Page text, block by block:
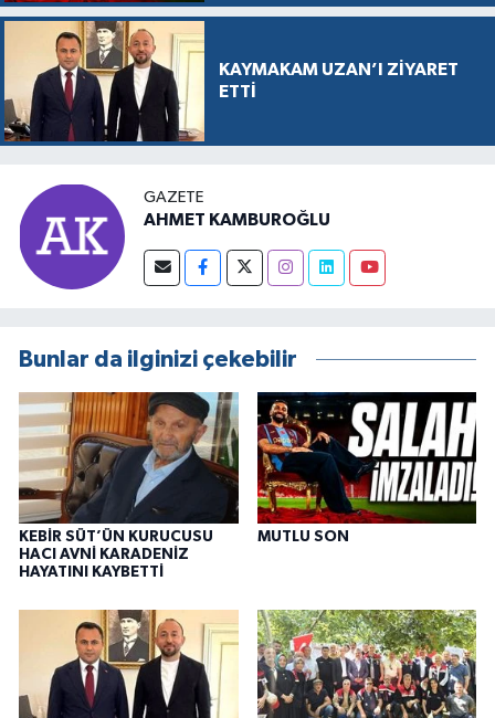
KAYMAKAM UZAN’I ZİYARET
ETTİ
GAZETE
AHMET KAMBUROĞLU
Bunlar da ilginizi çekebilir
KEBİR SÜT’ÜN KURUCUSU
HACI AVNİ KARADENİZ
HAYATINI KAYBETTİ
MUTLU SON